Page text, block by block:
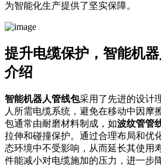
为智能化生产提供了坚实保障。
提升电缆保护，智能机
介绍
智能机器人管线包采用了先进的设计
人所需电缆系统，避免在移动中因摩
包通常由耐磨材料制成，如波纹管管
拉伸和碰撞保护。通过合理布局和优
态环境中不受影响，从而延长其使用
件能减小对电缆施加的压力，进一步